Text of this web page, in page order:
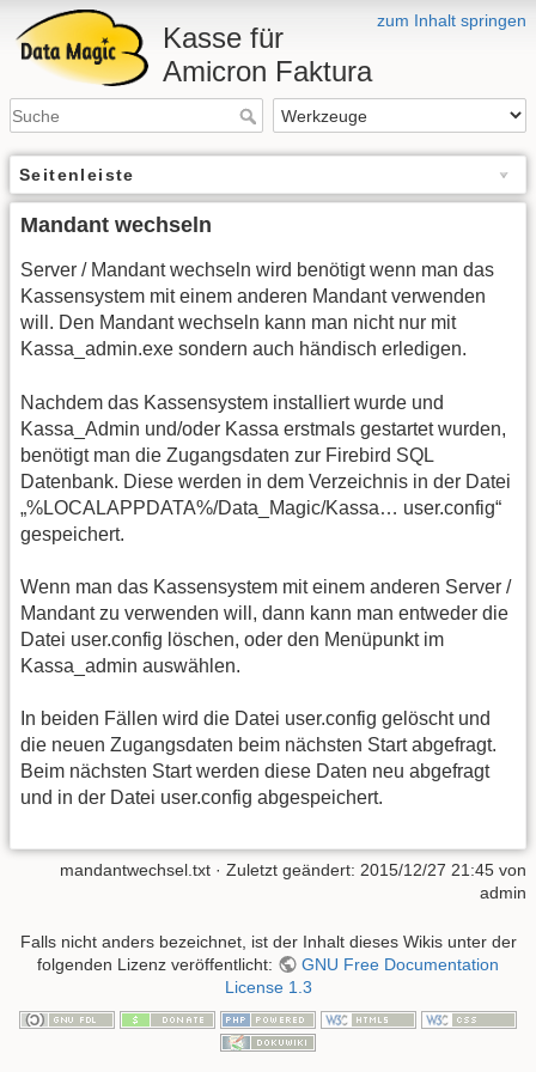
zum Inhalt springen
Kasse für
Amicron Faktura
Seitenleiste
Mandant wechseln
Server / Mandant wechseln wird benötigt wenn man das
Kassensystem mit einem anderen Mandant verwenden
will. Den Mandant wechseln kann man nicht nur mit
Kassa_admin.exe sondern auch händisch erledigen.
Nachdem das Kassensystem installiert wurde und
Kassa_Admin und/oder Kassa erstmals gestartet wurden,
benötigt man die Zugangsdaten zur Firebird SQL
Datenbank. Diese werden in dem Verzeichnis in der Datei
„%LOCALAPPDATA%/Data_Magic/Kassa… user.config“
gespeichert.
Wenn man das Kassensystem mit einem anderen Server /
Mandant zu verwenden will, dann kann man entweder die
Datei user.config löschen, oder den Menüpunkt im
Kassa_admin auswählen.
In beiden Fällen wird die Datei user.config gelöscht und
die neuen Zugangsdaten beim nächsten Start abgefragt.
Beim nächsten Start werden diese Daten neu abgefragt
und in der Datei user.config abgespeichert.
mandantwechsel.txt · Zuletzt geändert: 2015/12/27 21:45 von
admin
Falls nicht anders bezeichnet, ist der Inhalt dieses Wikis unter der
folgenden Lizenz veröffentlicht:
GNU Free Documentation
License 1.3